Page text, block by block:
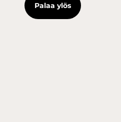
Palaa ylös